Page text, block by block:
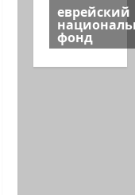
еврейский
фонд